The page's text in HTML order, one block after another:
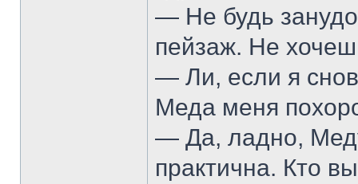
— Не будь
пейзаж. Не
— Ли, если я
Меда меня
— Да, ладно,
практична. Кто